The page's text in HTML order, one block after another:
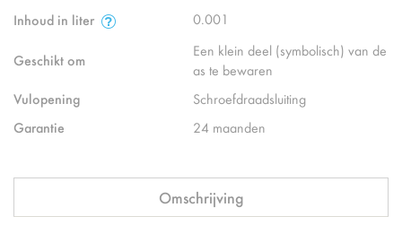
Inhoud in liter
0.001
Geschikt om
Een klein deel (symbolisch) van de
as te bewaren
Vulopening
Schroefdraadsluiting
Garantie
24 maanden
Omschrijving